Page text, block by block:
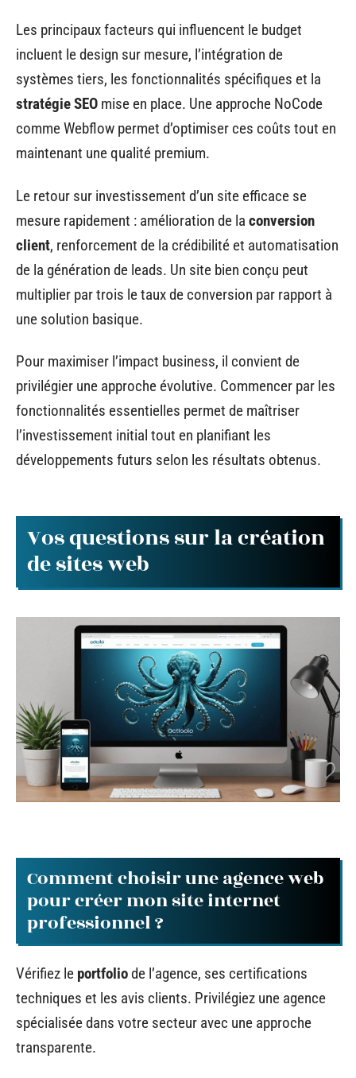
Les principaux facteurs qui influencent le budget
incluent le design sur mesure, l’intégration de
systèmes tiers, les fonctionnalités spécifiques et la
stratégie SEO mise en place. Une approche NoCode
comme Webflow permet d’optimiser ces coûts tout en
maintenant une qualité premium.
Le retour sur investissement d’un site efficace se
mesure rapidement : amélioration de la conversion
client, renforcement de la crédibilité et automatisation
de la génération de leads. Un site bien conçu peut
multiplier par trois le taux de conversion par rapport à
une solution basique.
Pour maximiser l’impact business, il convient de
privilégier une approche évolutive. Commencer par les
fonctionnalités essentielles permet de maîtriser
l’investissement initial tout en planifiant les
développements futurs selon les résultats obtenus.
Vos questions sur la création
de sites web
Comment choisir une agence web
pour créer mon site internet
professionnel ?
Vérifiez le portfoliode l’agence, ses certifications
techniques et les avis clients. Privilégiez une agence
spécialisée dans votre secteur avec une approche
transparente.